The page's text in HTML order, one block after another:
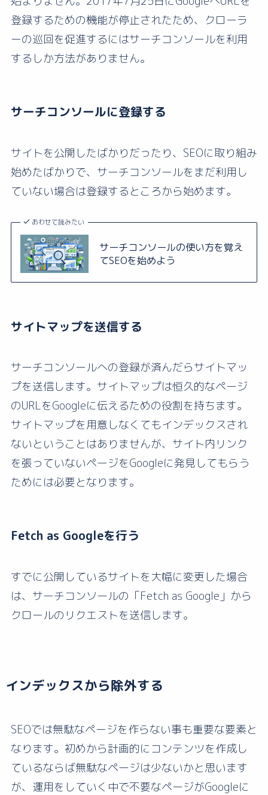
登録するための機能が停止されたため、クローラ
ーの巡回を促進するにはサーチコンソールを利用
するしか方法がありません。
サーチコンソールに登録する
サイトを公開したばかりだったり、SEOに取り組み
始めたばかりで、サーチコンソールをまだ利用し
ていない場合は登録するところから始めます。
あわせて読みたい
サーチコンソールの使い方を覚え
てSEOを始めよう
サイトマップを送信する
サーチコンソールへの登録が済んだらサイトマッ
プを送信します。サイトマップは恒久的なページ
のURLをGoogleに伝えるための役割を持ちます。
サイトマップを用意しなくてもインデックスされ
ないということはありませんが、サイト内リンク
を張っていないページをGoogleに発見してもらう
ためには必要となります。
Fetch as Googleを行う
すでに公開しているサイトを大幅に変更した場合
は、サーチコンソールの「Fetch as Google」から
クロールのリクエストを送信します。
インデックスから除外する
SEOでは無駄なページを作らない事も重要な要素と
なります。初めから計画的にコンテンツを作成し
ているならば無駄なページは少ないかと思います
が、運用をしていく中で不要なページがGoogleに